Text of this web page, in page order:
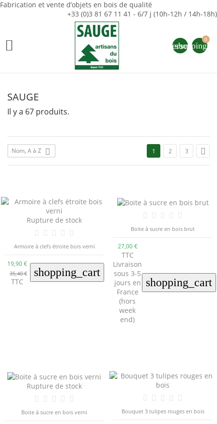
Fabrication et vente d’objets en bois de qualité
+33 (0)3 81 67 11 41 - 6/7 j (10h-12h / 14h-18h)
 person
0
SAUGE
Il y a 67 produits.
Nom, A à Z  1 2 3 
Rupture de stock
Armoire à clefs étroite bois verni
19,90 €
35,40 €
TTC
shopping_cart
Boite à sucre en bois brut
27,00 €
TTC
Livraison
sous 3-5
jours en
France
(hors
week
end)
shopping_cart
Rupture de stock
Boite à sucre en bois verni Bouquet 3 tulipes rouges en bois